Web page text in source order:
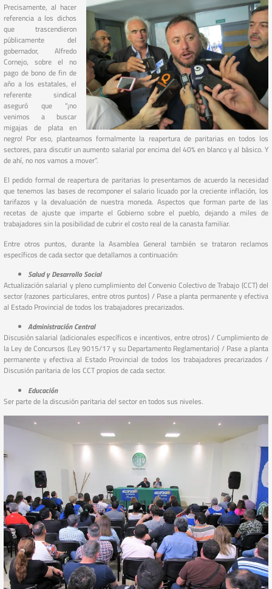
Precisamente, al hacer
referencia a los dichos
que trascendieron
públicamente del
gobernador, Alfredo
Cornejo, sobre el no
pago de bono de fin de
año a los estatales, el
referente sindical
aseguró que “¡no
venimos a buscar
migajas de plata en
negro! Por eso, planteamos formalmente la reapertura de paritarias en todos los
sectores, para discutir un aumento salarial por encima del 40% en blanco y al básico. Y
de ahí, no nos vamos a mover”.
El pedido formal de reapertura de paritarias lo presentamos de acuerdo la necesidad
que tenemos las bases de recomponer el salario licuado por la creciente inflación, los
tarifazos y la devaluación de nuestra moneda. Aspectos que forman parte de las
recetas de ajuste que imparte el Gobierno sobre el pueblo, dejando a miles de
trabajadores sin la posibilidad de cubrir el costo real de la canasta familiar.
Entre otros puntos, durante la Asamblea General también se trataron reclamos
específicos de cada sector que detallamos a continuación:
Salud y Desarrollo Social
Actualización salarial y pleno cumplimiento del Convenio Colectivo de Trabajo (CCT) del
sector (razones particulares, entre otros puntos) / Pase a planta permanente y efectiva
al Estado Provincial de todos los trabajadores precarizados.
Administración Central
Discusión salarial (adicionales específicos e incentivos, entre otros) / Cumplimiento de
la Ley de Concursos (Ley 9015/17 y su Departamento Reglamentario) / Pase a planta
permanente y efectiva al Estado Provincial de todos los trabajadores precarizados /
Discusión paritaria de los CCT propios de cada sector.
Educación
Ser parte de la discusión paritaria del sector en todos sus niveles.